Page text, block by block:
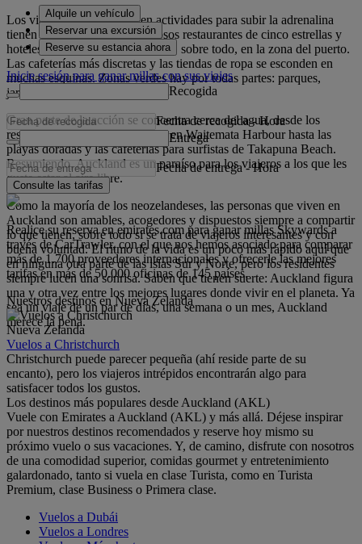
Los viajeros que no busquen actividades para subir la adrenalina
tienen a su disposición numerosos restaurantes de cinco estrellas y
hoteles de lujo por toda la ciudad, sobre todo, en la zona del puerto.
Las cafeterías más discretas y las tiendas de ropa se esconden en
muchas esquinas. Zonas verdes hay por todas partes: parques,
jardines y senderos.
Gran parte de la acción se concentra cerca del agua, desde los
restaurantes, clubes y boutiques en Waitemata Harbour hasta las
playas doradas y las cafeterías para surfistas de Takapuna Beach.
Resumiendo, Auckland es un paraíso para los viajeros a los que les
guste estar al aire libre.
Como la mayoría de los neozelandeses, las personas que viven en
Auckland son amables, acogedores y dispuestos siempre a compartir
lo que tienen, sobre todo si se trata de viajeros interesantes y con
buena voluntad. El ritmo de la vida es un poco más rápido aquí que
en ninguna otra parte de las islas Sur y Norte, pero los residentes
siempre lucen una sonrisa. Saben que tienen suerte: Auckland figura
una y otra vez entre los mejores lugares donde vivir en el planeta. Ya
sea un viaje de un par de días, una semana o un mes, Auckland
merece la pena.
Alquile un vehículo
Reservar una excursión
Reserve su estancia ahora
Inicie sesión para ganar millas con sus viajes
Recogida
Fecha de recogida - Hora
Entrega
Fecha de entrega - Hora
Consulte las tarifas
Realice su reserva en emirates.com para ganar millas Skywards a
través de CarTrawler, con el que nos hemos asociado para comparar
más de 1.700 proveedores internacionales y ofrecerle las mejores
tarifas en más de 50.000 oficinas de 145 países.
Nuestros destinos en Nueva Zelanda
Nueva Zelanda
Vuelos a Christchurch
Christchurch puede parecer pequeña (ahí reside parte de su
encanto), pero los viajeros intrépidos encontrarán algo para
satisfacer todos los gustos.
Los destinos más populares desde Auckland (AKL)
Vuele con Emirates a Auckland (AKL) y más allá. Déjese inspirar
por nuestros destinos recomendados y reserve hoy mismo su
próximo vuelo o sus vacaciones. Y, de camino, disfrute con nosotros
de una comodidad superior, comidas gourmet y entretenimiento
galardonado, tanto si vuela en clase Turista, como en Turista
Premium, clase Business o Primera clase.
Vuelos a Dubái
Vuelos a Londres